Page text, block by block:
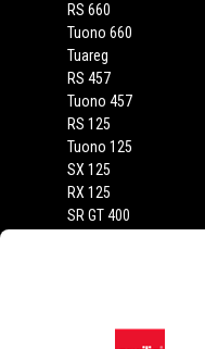
RS 660
Tuono 660
Tuareg
RS 457
Tuono 457
RS 125
Tuono 125
SX 125
RX 125
SR GT 400